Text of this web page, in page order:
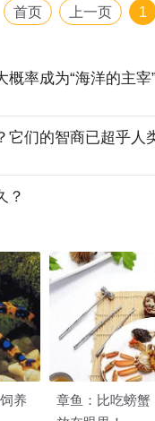
首页 上一页 1
率成为“海洋的主宰”
它们的智商已超乎人
？
养
章鱼：比吃螃蟹